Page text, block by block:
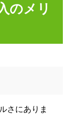
のメリ
さにありま